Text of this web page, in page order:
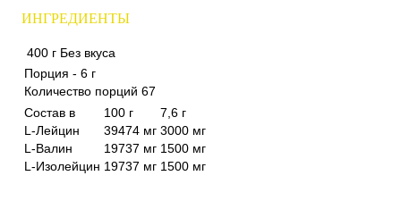
ИНГРЕДИЕНТЫ
400 г Без вкуса
Порция - 6 г
Количество порций 67
Состав в
100 г
7,6 г
L-Лейцин
39474 мг 3000 мг
L-Валин
19737 мг 1500 мг
L-Изолейцин 19737 мг 1500 мг